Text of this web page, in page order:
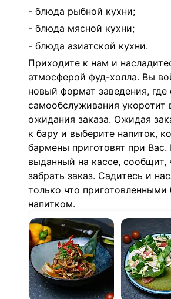
- блюда рыбной кухни;
- блюда мясной кухни;
- блюда азиатской кухни.
Приходите к нам и
атмосферой фуд-холла. Вы
новый формат заведения, где
самообслуживания укоротит
ожидания заказа. Ожидая
к бару и выберите напиток,
бармены приготовят при
выданный на кассе, сообщит,
забрать заказ. Садитесь и
только что
напитком.